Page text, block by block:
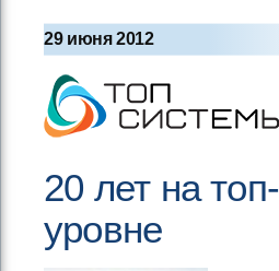
29 июня 2012
20 лет на топ-
уровне